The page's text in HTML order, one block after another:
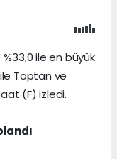
ile en büyük
ile Toptan ve
(F) izledi.